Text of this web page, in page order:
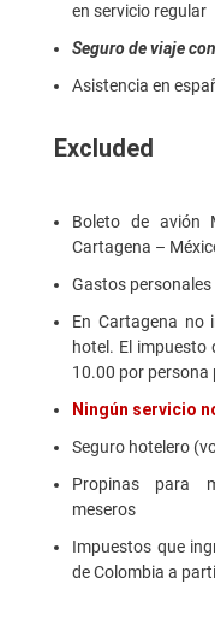
en servicio regular
Seguro de viaje
Asistencia en
Excluded
Boleto de avión
Cartagena –
Gastos personales
En Cartagena no
hotel. El impuesto
10.00 por persona
Ningún servicio
Seguro hotelero
Propinas para
meseros
Impuestos que
de Colombia a